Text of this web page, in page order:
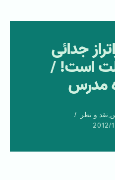
جدائی
است! /
مدرس
,نقد و نظر
2012/